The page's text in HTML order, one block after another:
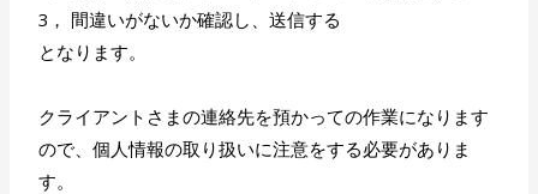
3， 間違いがないか確認し、送信する
となります。
クライアントさまの連絡先を預かっての作業になります
ので、個人情報の取り扱いに注意をする必要がありま
す。